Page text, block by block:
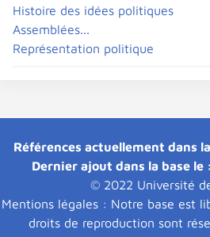
Histoire des idées politiques
Assemblées...
Représentation politique
Références actuellement dans
Dernier ajout dans la base le :
© 2022 Université
Mentions légales : Notre base est
droits de reproduction sont